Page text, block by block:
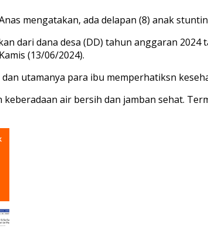
mengatakan, ada delapan (8) anak
dari dana desa (DD) tahun anggaran
(13/06/2024).
utamanya para ibu memperhatiksn
air bersih dan jamban sehat.